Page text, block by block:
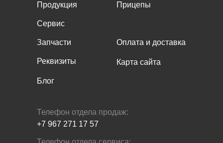
Продукция
Сервис
Реквизиты
Блог
Запчасти
Прицепы
Оплата и доставка
Карта сайта
Телефон отдела продаж:
+7 967 271 17 57